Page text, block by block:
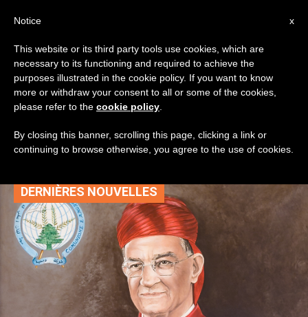
TAG
Posts Tagged ‘بشارة
الراعي’
DERNIÈRES NOUVELLES
x
Notice
This website or its third party tools use cookies, which are
necessary to its functioning and required to achieve the
purposes illustrated in the cookie policy. If you want to know
more or withdraw your consent to all or some of the cookies,
please refer to the cookie policy
By closing this banner, scrolling this page, clicking a link or
continuing to browse otherwise, you agree to the use of cookies.